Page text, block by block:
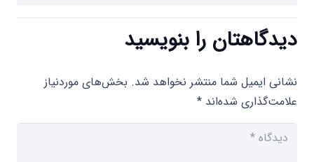
دیدگاهتان را بنویسید
نشانی ایمیل شما منتشر نخواهد شد. بخش‌های موردنیاز
علامت‌گذاری شده‌اند *